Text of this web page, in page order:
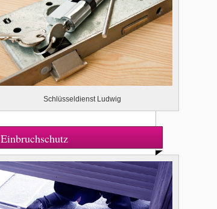
Schlüsseldienst Ludwig
Einbruchschutz